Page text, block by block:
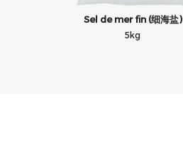
Sel de mer fin (细海盐)
5kg